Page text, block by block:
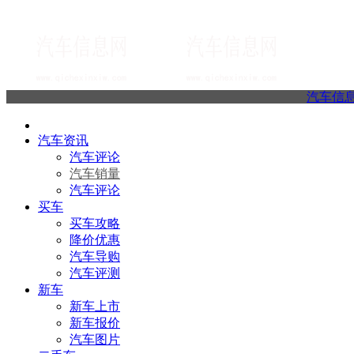
汽车信
汽车资讯
汽车评论
汽车销量
汽车评论
买车
买车攻略
降价优惠
汽车导购
汽车评测
新车
新车上市
新车报价
汽车图片